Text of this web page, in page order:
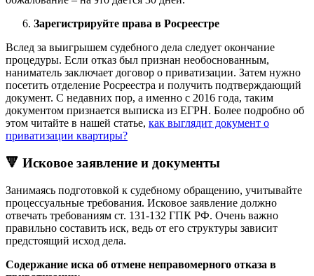
Зарегистрируйте права в Росреестре
Вслед за выигрышем судебного дела следует окончание
процедуры. Если отказ был признан необоснованным,
наниматель заключает договор о приватизации. Затем нужно
посетить отделение Росреестра и получить подтверждающий
документ. С недавних пор, а именно с 2016 года, таким
документом признается выписка из ЕГРН. Более подробно об
этом читайте в нашей статье, как выглядит документ о
приватизации квартиры?
🔻 Исковое заявление и документы
Занимаясь подготовкой к судебному обращению, учитывайте
процессуальные требования. Исковое заявление должно
отвечать требованиям ст. 131-132 ГПК РФ. Очень важно
правильно составить иск, ведь от его структуры зависит
предстоящий исход дела.
Содержание иска об отмене неправомерного отказа в